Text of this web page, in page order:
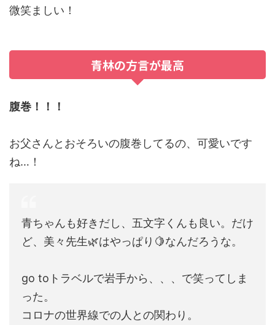
微笑ましい！
青林の方言が最高
腹巻！！！
お父さんとおそろいの腹巻してるの、可愛いです
ね…！
青ちゃんも好きだし、五文字くんも良い。だけ
ど、美々先生🌿はやっぱり🍋なんだろうな。
go toトラベルで岩手から、、、で笑ってしま
った。
コロナの世界線での人との関わり。